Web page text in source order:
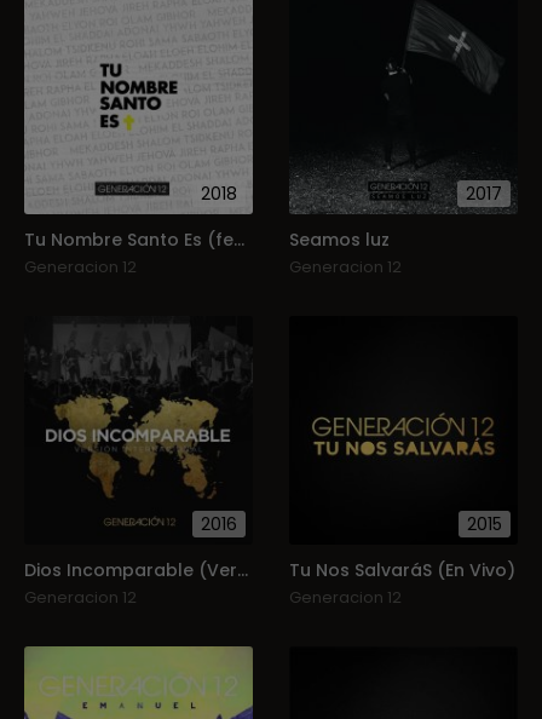
2018
Tu Nombre Santo Es (feat. Miel San Marcos) (Single)
Generacion 12
2017
Seamos luz
Generacion 12
2016
Dios Incomparable (Versión Internacional) (Single)
Generacion 12
2015
Tu Nos SalvaráS (En Vivo)
Generacion 12